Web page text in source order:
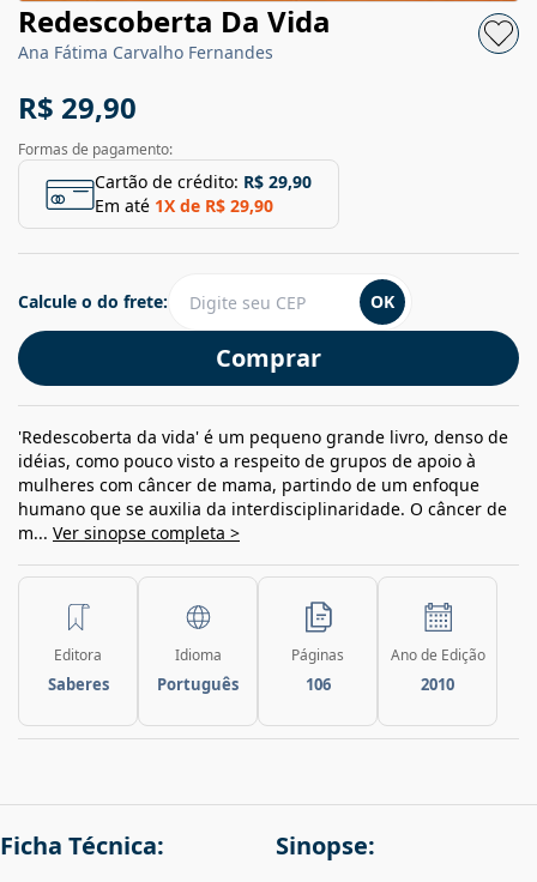
Redescoberta Da Vida
Ana Fátima Carvalho Fernandes
R$ 29,90
Formas de pagamento:
Cartão de crédito: R$ 29,90
Em até 1X de R$ 29,90
Comprar
Calcule o do frete: OK
'Redescoberta da vida' é um pequeno grande livro, denso de
idéias, como pouco visto a respeito de grupos de apoio à
mulheres com câncer de mama, partindo de um enfoque
humano que se auxilia da interdisciplinaridade. O câncer de
m... Ver sinopse completa >
Editora
Saberes
Idioma
Português
Páginas
106
Ano de Edição
2010
Ficha Técnica: Sinopse: